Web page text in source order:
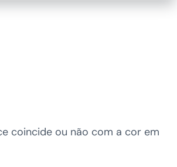
coincide ou não com a cor em